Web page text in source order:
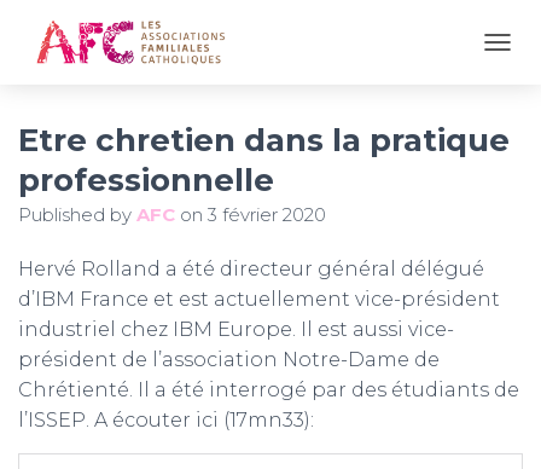
Etre chretien dans la pratique
professionnelle
Published by AFC on 3 février 2020
Hervé Rolland a été directeur général délégué
d’IBM France et est actuellement vice-président
industriel chez IBM Europe. Il est aussi vice-
président de l’association Notre-Dame de
Chrétienté. Il a été interrogé par des étudiants de
l’ISSEP. A écouter ici (17mn33):